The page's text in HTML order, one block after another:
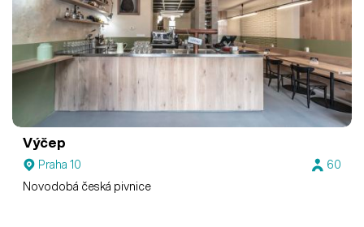
Výčep
Praha 10
60
Novodobá česká pivnice